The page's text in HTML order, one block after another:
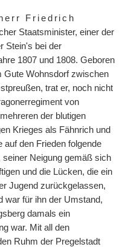
Friedrich
Staatsminister, einer der
Stein's bei der
1807 und 1808. Geboren
Gute Wohnsdorf zwischen
trat er, noch nicht
von
der blutigen
Krieges als Fähnrich und
auf den Frieden folgende
Neigung gemäß sich
und die Lücken, die ein
Jugend zurückgelassen,
war für ihn der Umstand,
damals ein
war. Mit all den
Ruhm der Pregelstadt